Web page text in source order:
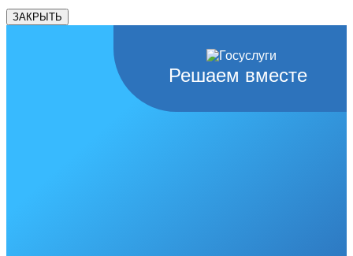
ЗАКРЫТЬ
Решаем вместе